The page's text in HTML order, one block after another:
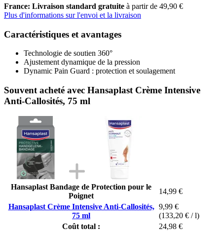
France: Livraison standard gratuite à partir de 49,90 €
Plus d'informations sur l'envoi et la livraison
Caractéristiques et avantages
Technologie de soutien 360°
Ajustement dynamique de la pression
Dynamic Pain Guard : protection et soulagement
Souvent acheté avec Hansaplast Crème Intensive
Anti-Callosités, 75 ml
Hansaplast Bandage de Protection pour le
Poignet
14,99 €
Hansaplast Crème Intensive Anti-Callosités,
75 ml
9,99 €
(133,20 € / l)
Coût total :
24,98 €